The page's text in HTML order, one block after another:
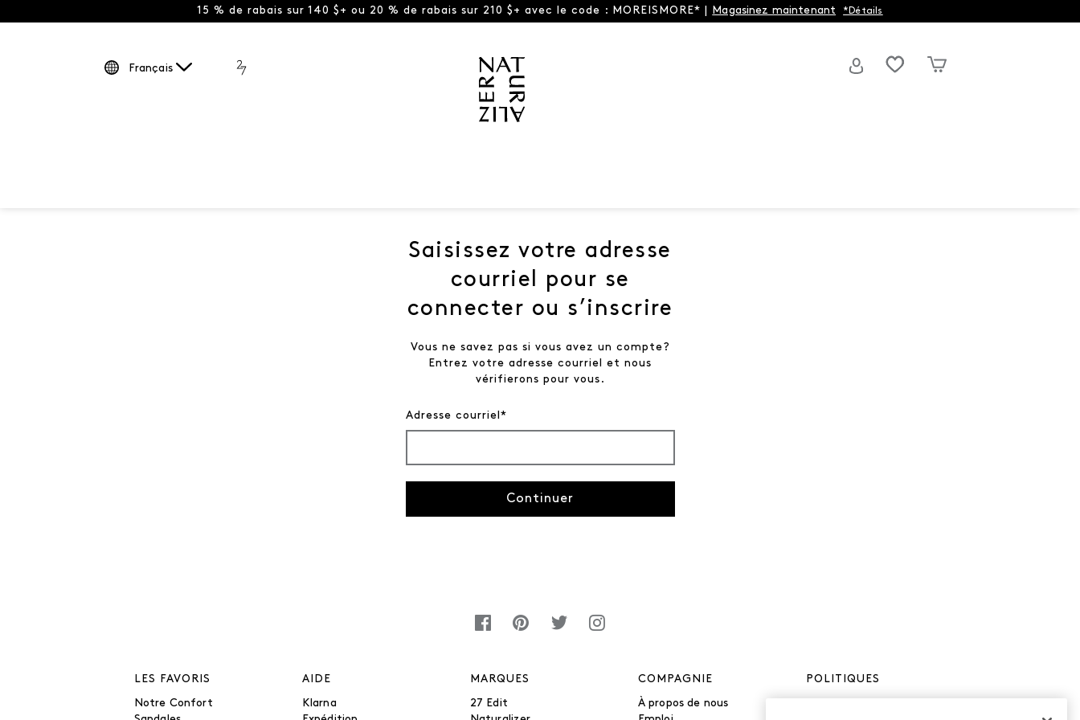
15 % de rabais sur 140 $+ ou 20 % de rabais sur 210 $+ avec le code : MOREISMORE* | Magasinez maintenant *Détails
Français
Saisissez votre adresse
courriel pour se
connecter ou s’inscrire
Vous ne savez pas si vous avez un compte?
Entrez votre adresse courriel et nous
vérifierons pour vous.
Adresse courriel*
Continuer
LES FAVORIS
Notre Confort
AIDE
Klarna
MARQUES
27 Edit
COMPAGNIE
À propos de nous
POLITIQUES